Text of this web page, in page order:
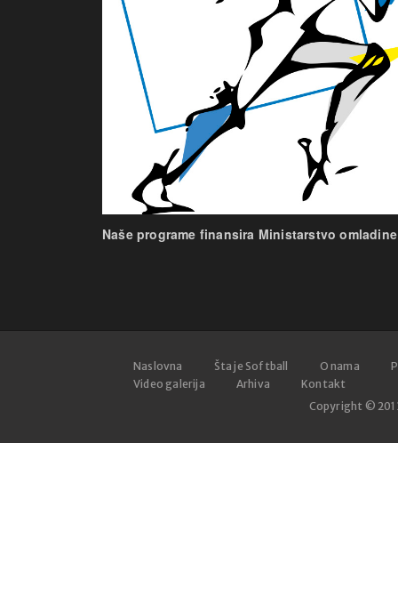
Naše programe finansira Ministarstvo
Naslovna Šta je Softball O nama
Video galerija
Arhiva
Kontakt
Copyright ©